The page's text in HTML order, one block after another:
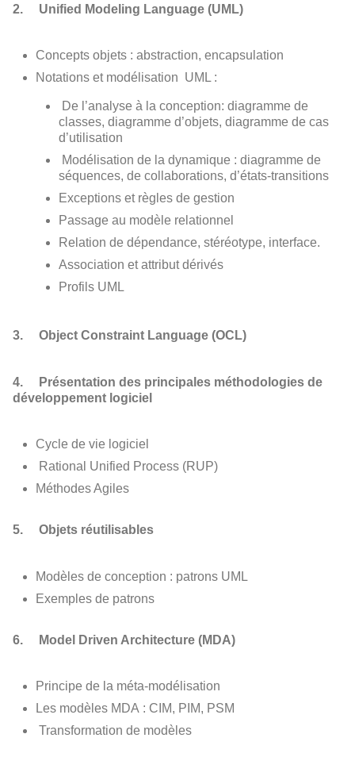
2. Unified Modeling Language (UML)
Concepts objets : abstraction, encapsulation
Notations et modélisation UML :
De l’analyse à la conception: diagramme de
classes, diagramme d’objets, diagramme de cas
d’utilisation
Modélisation de la dynamique : diagramme de
séquences, de collaborations, d’états-transitions
Exceptions et règles de gestion
Passage au modèle relationnel
Relation de dépendance, stéréotype, interface.
Association et attribut dérivés
Profils UML
3. Object Constraint Language (OCL)
4. Présentation des principales méthodologies de
développement logiciel
Cycle de vie logiciel
Rational Unified Process (RUP)
Méthodes Agiles
5. Objets réutilisables
Modèles de conception : patrons UML
Exemples de patrons
6. Model Driven Architecture (MDA)
Principe de la méta-modélisation
Les modèles MDA : CIM, PIM, PSM
Transformation de modèles